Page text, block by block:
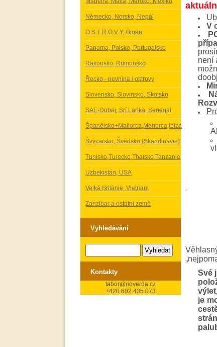
Německo, Norsko, Nepál
O S T R O V Y, Omán
Panama, Polsko, Portugalsko
Rakousko, Rumunsko
Řecko - pevnina i ostrovy
Slovensko, Slovinsko, Skotsko
SAE-Dubaj, Srí Lanka, Senegal
Španělsko+Mallorca,Menorca,Ibiza
Švýcarsko, Švédsko (Skandinávie)
Tunisko,Turecko,Thajsko,Tanzanie
Uzbekistán, USA
Velká Británie, Vietnam
Zanzibar a ostatní země
Vyhledávání
Kontakty
tabor@rioverda.cz
+420 602 435 073
V
není
Své
je